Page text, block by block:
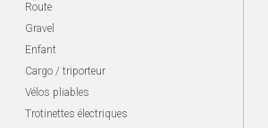
Route
Gravel
Enfant
Cargo / triporteur
Vélos pliables
Trotinettes électriques